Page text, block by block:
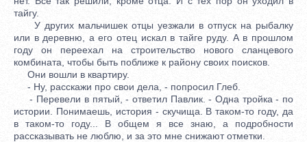
тайгу.
У других мальчишек отцы уезжали в отпуск на рыбалку
или в деревню, а его отец искал в тайге руду. А в прошлом
году он переехал на строительство нового сланцевого
комбината, чтобы быть поближе к району своих поисков.
Они вошли в квартиру.
- Ну, расскажи про свои дела, - попросил Глеб.
- Перевели в пятый, - ответил Павлик. - Одна тройка - по
истории. Понимаешь, история - скучища. В таком-то году, да
в таком-то году... В общем я все знаю, а подробности
рассказывать не люблю, и за это мне снижают отметки.